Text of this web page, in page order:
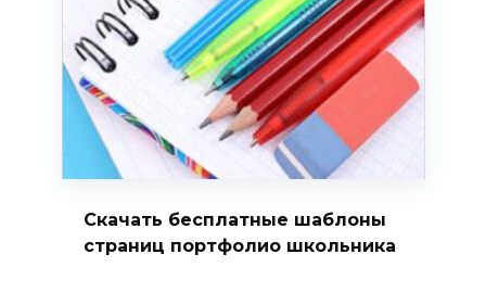
Скачать бесплатные шаблоны
страниц портфолио школьника